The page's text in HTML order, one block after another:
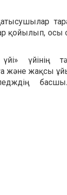
қойылып, осы
үйінің
және жақсы